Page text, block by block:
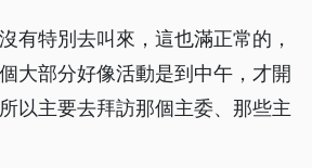
有特別去叫來，這也滿正常的，
大部分好像活動是到中午，才開
以主要去拜訪那個主委、那些主